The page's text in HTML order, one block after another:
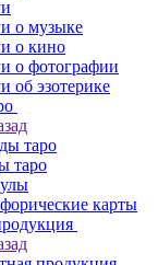
о музыке
о кино
о фотографии
об эзотерике
таро
таро
карты